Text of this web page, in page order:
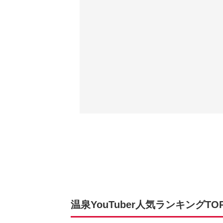
温泉YouTuber人気ランキング